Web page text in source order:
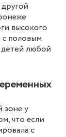
высокого
с половым
любой
зоне у
что если
с